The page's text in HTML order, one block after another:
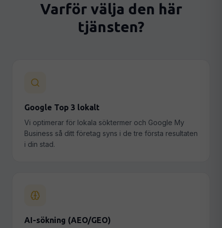
Varför välja den här
tjänsten?
Google Top 3 lokalt
Vi optimerar för lokala söktermer och Google My
Business så ditt företag syns i de tre första resultaten
i din stad.
AI-sökning (AEO/GEO)